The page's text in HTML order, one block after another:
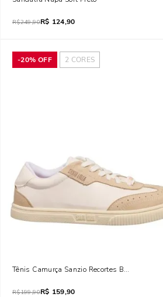
R$249,90R$ 124,90
-20% OFF 2 CORES
Tênis Camurça Sanzio Recortes Branco E Bege
R$199,90R$ 159,90